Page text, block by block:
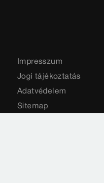
Impresszum
Jogi tájékoztatás
Adatvédelem
Sitemap